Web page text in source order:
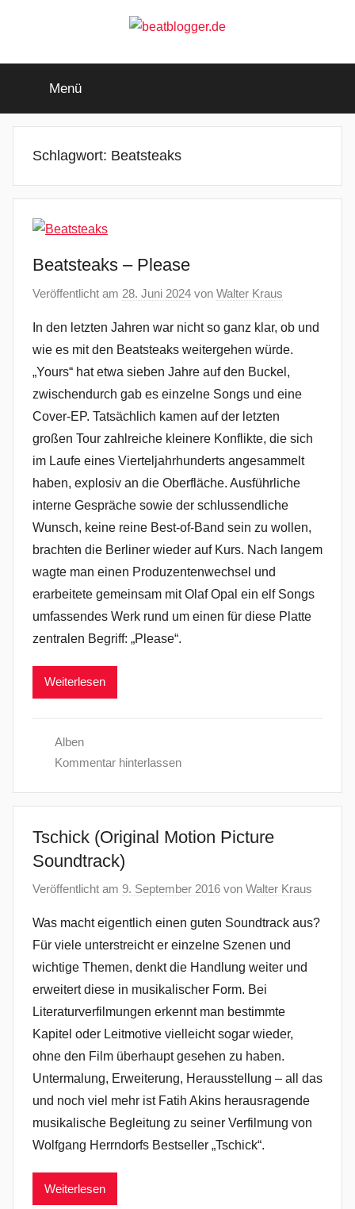
beatblogger.de
beat
goes
Menü
Schlagwort: Beatsteaks
Beatsteaks – Please
Veröffentlicht am 28. Juni 2024 von Walter Kraus
In den letzten Jahren war nicht so ganz klar, ob und
wie es mit den Beatsteaks weitergehen würde.
„Yours“ hat etwa sieben Jahre auf den Buckel,
zwischendurch gab es einzelne Songs und eine
Cover-EP. Tatsächlich kamen auf der letzten
großen Tour zahlreiche kleinere Konflikte, die sich
im Laufe eines Vierteljahrhunderts angesammelt
haben, explosiv an die Oberfläche. Ausführliche
interne Gespräche sowie der schlussendliche
Wunsch, keine reine Best-of-Band sein zu wollen,
brachten die Berliner wieder auf Kurs. Nach langem
wagte man einen Produzentenwechsel und
erarbeitete gemeinsam mit Olaf Opal ein elf Songs
umfassendes Werk rund um einen für diese Platte
zentralen Begriff: „Please“.
Weiterlesen
Alben
Kommentar hinterlassen
Tschick (Original Motion Picture
Soundtrack)
Veröffentlicht am 9. September 2016 von Walter Kraus
Was macht eigentlich einen guten Soundtrack aus?
Für viele unterstreicht er einzelne Szenen und
wichtige Themen, denkt die Handlung weiter und
erweitert diese in musikalischer Form. Bei
Literaturverfilmungen erkennt man bestimmte
Kapitel oder Leitmotive vielleicht sogar wieder,
ohne den Film überhaupt gesehen zu haben.
Untermalung, Erweiterung, Herausstellung – all das
und noch viel mehr ist Fatih Akins herausragende
musikalische Begleitung zu seiner Verfilmung von
Wolfgang Herrndorfs Bestseller „Tschick“.
Weiterlesen